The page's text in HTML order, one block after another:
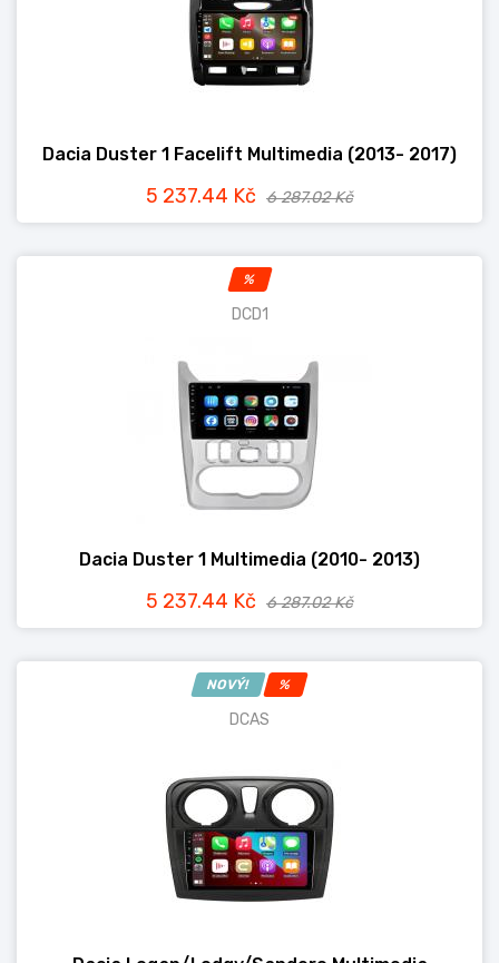
Dacia Duster 1 Facelift Multimedia (2013- 2017)
5 237.44 Kč 6 287.02 Kč
%
DCD1
Dacia Duster 1 Multimedia (2010- 2013)
5 237.44 Kč 6 287.02 Kč
NOVÝ! %
DCAS